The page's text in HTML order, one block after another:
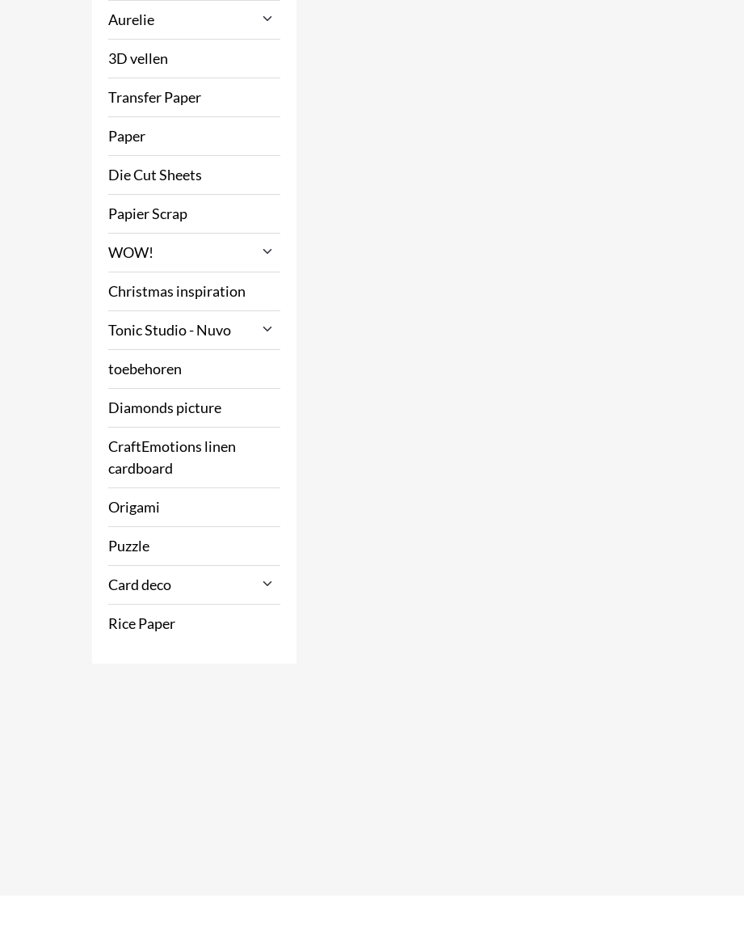
Aurelie
3D vellen
Transfer Paper
Paper
Die Cut Sheets
Papier Scrap
WOW!
Christmas inspiration
Tonic Studio - Nuvo
toebehoren
Diamonds picture
CraftEmotions linen
cardboard
Origami
Puzzle
Card deco
Rice Paper